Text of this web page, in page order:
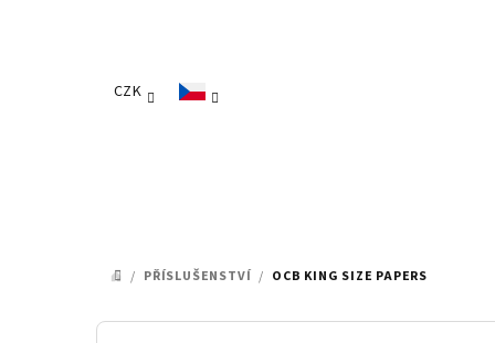
CZK
DOMŮ
/ PŘÍSLUŠENSTVÍ / OCB KING SIZE PAPERS